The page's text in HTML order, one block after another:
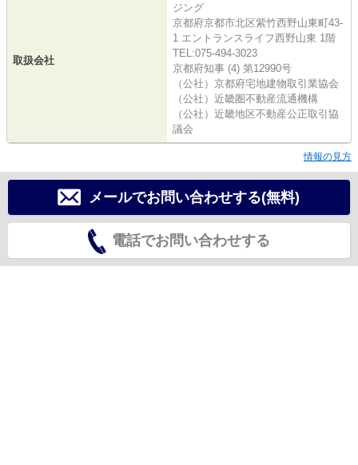
取扱会社
ジング
京都府京都市北区紫竹西野山東町43-
1 エントランスライフ西野山東 1階
TEL:075-494-3023
京都府知事 (4) 第12990号
（公社）京都府宅地建物取引業協会
（公社）近畿圏不動産流通機構
（公社）近畿地区不動産公正取引協
議会
情報の見方
メールでお問い合わせする(無料)
電話でお問い合わせする